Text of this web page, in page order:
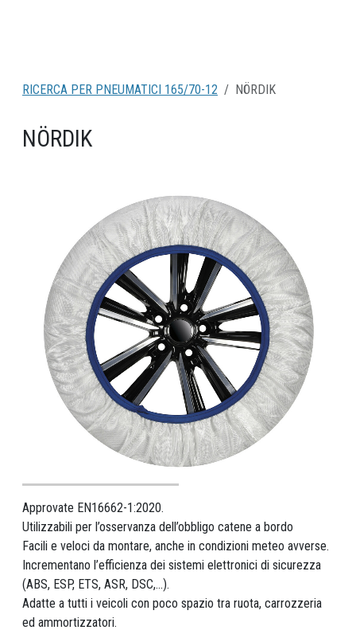
RICERCA PER PNEUMATICI 165/70-12 NÖRDIK
NÖRDIK
Approvate EN16662-1:2020.
Utilizzabili per l’osservanza dell’obbligo catene a bordo
Facili e veloci da montare, anche in condizioni meteo avverse.
Incrementano l’efficienza dei sistemi elettronici di sicurezza
(ABS, ESP, ETS, ASR, DSC,...).
Adatte a tutti i veicoli con poco spazio tra ruota, carrozzeria
ed ammortizzatori.